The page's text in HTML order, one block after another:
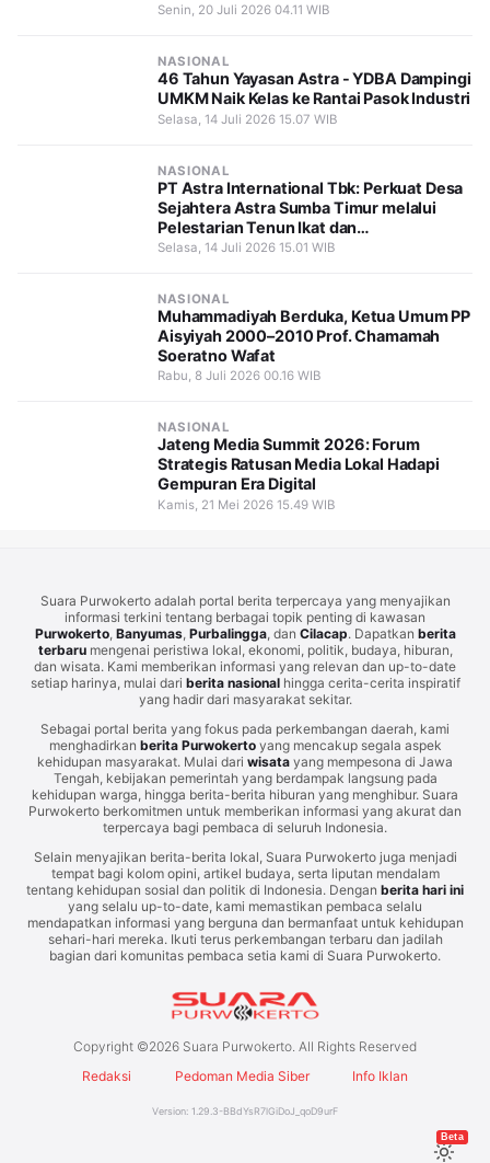
Budaya
Senin, 20 Juli 2026 04.11 WIB
NASIONAL
46 Tahun Yayasan Astra - YDBA Dampingi
UMKM Naik Kelas ke Rantai Pasok Industri
Selasa, 14 Juli 2026 15.07 WIB
NASIONAL
PT Astra International Tbk: Perkuat Desa
Sejahtera Astra Sumba Timur melalui
Pelestarian Tenun Ikat dan
Pemberdayaan Perempuan
Selasa, 14 Juli 2026 15.01 WIB
NASIONAL
Muhammadiyah Berduka, Ketua Umum PP
Aisyiyah 2000–2010 Prof. Chamamah
Soeratno Wafat
Rabu, 8 Juli 2026 00.16 WIB
NASIONAL
Jateng Media Summit 2026: Forum
Strategis Ratusan Media Lokal Hadapi
Gempuran Era Digital
Kamis, 21 Mei 2026 15.49 WIB
Suara Purwokerto adalah portal berita terpercaya yang menyajikan
informasi terkini tentang berbagai topik penting di kawasan
Purwokerto, Banyumas, Purbalingga, dan Cilacap. Dapatkan berita
terbarumengenai peristiwa lokal, ekonomi, politik, budaya, hiburan,
dan wisata. Kami memberikan informasi yang relevan dan up-to-date
setiap harinya, mulai dari berita nasionalhingga cerita-cerita inspiratif
yang hadir dari masyarakat sekitar.
Sebagai portal berita yang fokus pada perkembangan daerah, kami
menghadirkan berita Purwokertoyang mencakup segala aspek
kehidupan masyarakat. Mulai dari wisata yang mempesona di Jawa
Tengah, kebijakan pemerintah yang berdampak langsung pada
kehidupan warga, hingga berita-berita hiburan yang menghibur. Suara
Purwokerto berkomitmen untuk memberikan informasi yang akurat dan
terpercaya bagi pembaca di seluruh Indonesia.
Selain menyajikan berita-berita lokal, Suara Purwokerto juga menjadi
tempat bagi kolom opini, artikel budaya, serta liputan mendalam
tentang kehidupan sosial dan politik di Indonesia. Dengan berita hari ini
yang selalu up-to-date, kami memastikan pembaca selalu
mendapatkan informasi yang berguna dan bermanfaat untuk kehidupan
sehari-hari mereka. Ikuti terus perkembangan terbaru dan jadilah
bagian dari komunitas pembaca setia kami di Suara Purwokerto.
Copyright ©2026 Suara Purwokerto. All Rights Reserved
Redaksi
Pedoman Media Siber Info Iklan
Version: 1.29.3-BBdYsR7lGiDoJ_qoD9urF
Beta